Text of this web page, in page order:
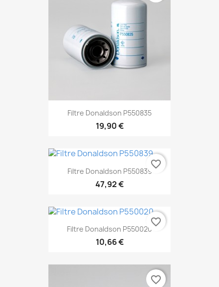
Filtre Donaldson P550835
19,90 €
Filtre Donaldson P550839
47,92 €
favorite_border
Filtre Donaldson P550020
10,66 €
favorite_border
favorite_border